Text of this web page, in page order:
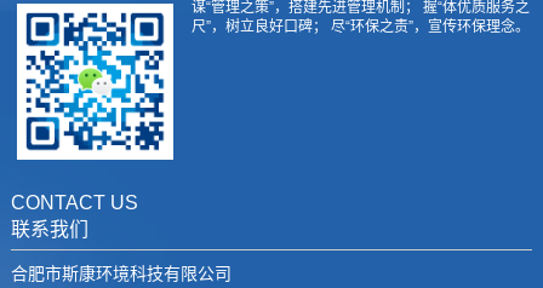
谋“管理之策”，搭建先进管理机制； 握“体优质服务之
尺”，树立良好口碑； 尽“环保之责”，宣传环保理念。
CONTACT US
联系我们
合肥市斯康环境科技有限公司